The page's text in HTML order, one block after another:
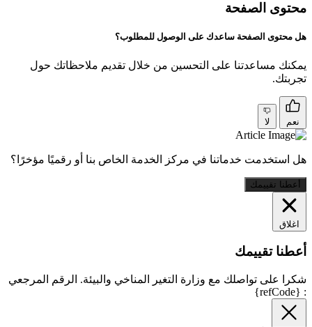
محتوى الصفحة
هل محتوى الصفحة ساعدك على الوصول للمطلوب؟
يمكنك مساعدتنا على التحسين من خلال تقديم ملاحظاتك حول
تجربتك.
نعم لا
هل استخدمت خدماتنا في مركز الخدمة الخاص بنا أو رقميًا مؤخرًا؟
أعطنا تقييمك
اغلاق
أعطنا تقييمك
شكرا على تواصلك مع وزارة التغير المناخي والبيئة. الرقم المرجعي
: {refCode}